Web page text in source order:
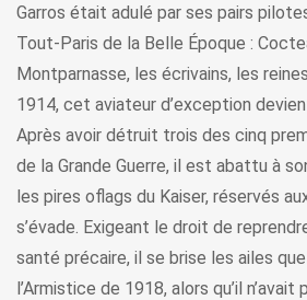
Garros était adulé par ses pairs
Tout-Paris de la Belle Époque :
Montparnasse, les écrivains, les
1914, cet aviateur d’exception
Après avoir détruit trois des cinq
de la Grande Guerre, il est abattu à
les pires oflags du Kaiser, réservés
s’évade. Exigeant le droit de
santé précaire, il se brise les ailes
l’Armistice de 1918, alors qu’il n’avait